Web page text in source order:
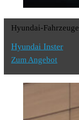
Hyundai-Fahrzeuge
Hyundai Inster
Zum Angebot